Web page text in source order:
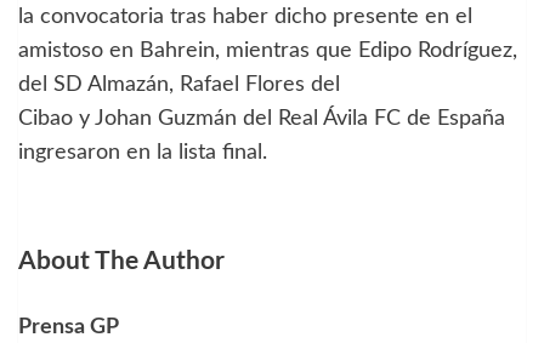
la convocatoria tras haber dicho presente en el
amistoso en Bahrein, mientras que Edipo Rodríguez,
del SD Almazán, Rafael Flores del
Cibao y Johan Guzmán del Real Ávila FC de España
ingresaron en la lista final.
About The Author
Prensa GP